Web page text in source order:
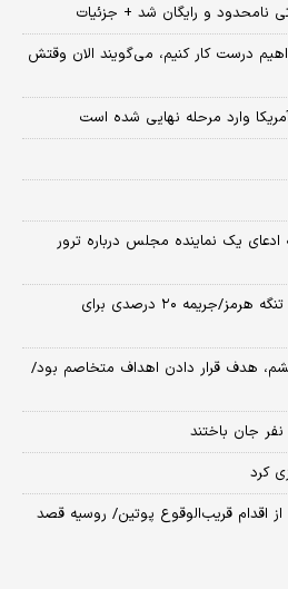
و رایگان شد + جزئیات
می‌خواهیم درست کار کنیم، می‌گویند الان وقتش
آمریکا وارد مرحله نهایی شده است
یک نماینده مجلس درباره ترور
جزئیاتی از طرح راهبردی امنیت تنگه هرمز/جریمه ۲۰ درصدی برای
هدف قرار دادن اهداف متخاصم بود/
کرد
از اقدام قریب‌الوقوع پوتین/ روسیه قصد